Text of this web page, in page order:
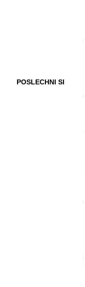
POSLECHNI SI